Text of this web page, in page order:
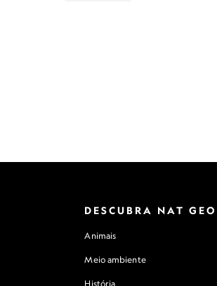
DESCUBRA NAT GEO
Animais
Meio ambiente
História